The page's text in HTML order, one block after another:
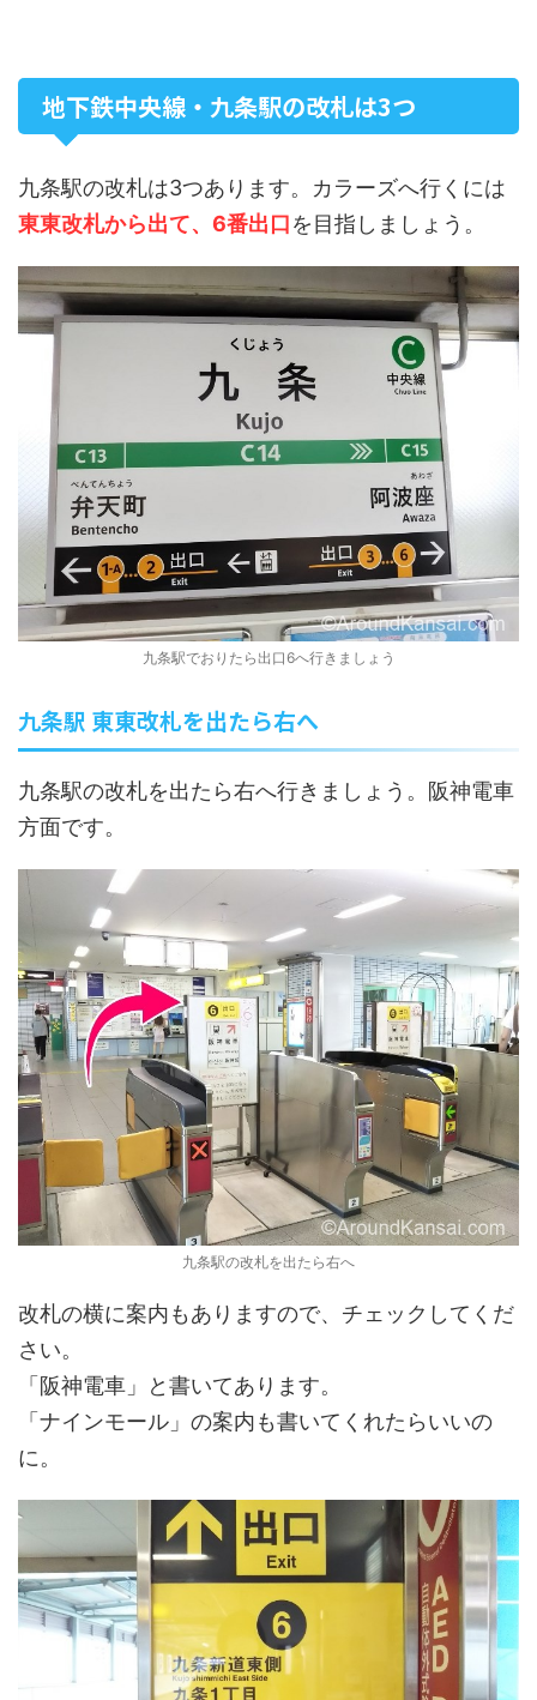
地下鉄中央線・九条駅の改札は3つ
九条駅の改札は3つあります。カラーズへ行くには
東東改札から出て、6番出口を目指しましょう。
九条駅でおりたら出口6へ行きましょう
九条駅 東東改札を出たら右へ
九条駅の改札を出たら右へ行きましょう。阪神電車
方面です。
九条駅の改札を出たら右へ
改札の横に案内もありますので、チェックしてくだ
さい。
「阪神電車」と書いてあります。
「ナインモール」の案内も書いてくれたらいいの
に。